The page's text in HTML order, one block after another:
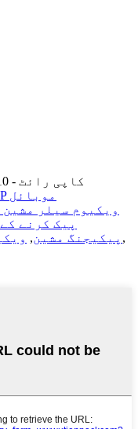
© کاپی رائٹ - 2010-2023: تمام حقوق محفوظ ہیں۔
AMP موبائل
ویکیوم سیلر مشین
پیک کرنے
پیکیجنگ مشین, ,